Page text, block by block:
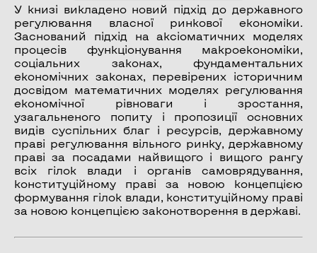
У книзі викладено новий підхід до державного
регулювання власної ринкової економіки.
Заснований підхід на аксіоматичних моделях
процесів функціонування макроекономіки,
соціальних законах, фундаментальних
економічних законах, перевірених історичним
досвідом математичних моделях регулювання
економічної рівноваги і зростання,
узагальненого попиту і пропозиції основних
видів суспільних благ і ресурсів, державному
праві регулювання вільного ринку, державному
праві за посадами найвищого і вищого рангу
всіх гілок влади і органів самоврядування,
конституційному праві за новою концепцією
формування гілок влади, конституційному праві
за новою концепцією законотворення в державі.